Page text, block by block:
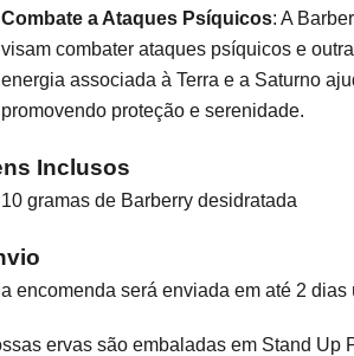
Combate a Ataques Psíquicos: A
visam combater ataques psíquicos e
energia associada à Terra e a Saturno
promovendo proteção e serenidade.
Inclusos
10 gramas de Barberry desidratada
encomenda será enviada em até 2
ervas são embaladas em Stand Up